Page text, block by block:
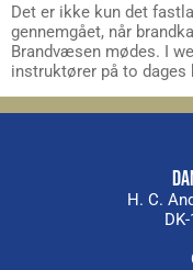
Det er ikke kun det
gennemgået, når
Brandvæsen mødes. I
instruktører på to dages
H. C.